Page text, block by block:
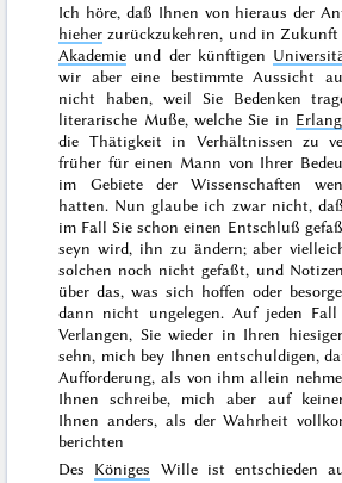
Ich höre, daß Ihnen von hieraus der
hieher zurückzukehren, und in
Akademie und der künftigen
wir aber eine bestimmte Aussicht
nicht haben, weil Sie Bedenken
literarische Muße, welche Sie in
die Thätigkeit in Verhältnissen zu
früher für einen Mann von Ihrer
im Gebiete der Wissenschaften
hatten. Nun glaube ich zwar nicht,
im Fall Sie schon einen Entschluß
seyn wird, ihn zu ändern; aber
solchen noch nicht gefaßt, und
über das, was sich hoffen oder
dann nicht ungelegen. Auf jeden
Verlangen, Sie wieder in Ihren
sehn, mich bey Ihnen entschuldigen,
Aufforderung, als von ihm allein
Ihnen schreibe, mich aber auf
Ihnen anders, als der Wahrheit
berichten
Des Königes Wille ist entschieden